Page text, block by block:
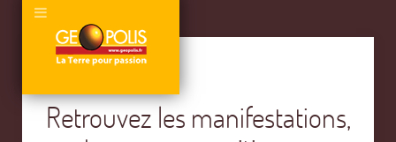
Retrouvez les manifestations,